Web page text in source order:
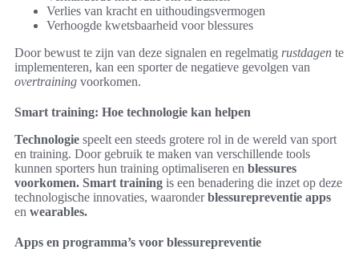
Verlies van kracht en uithoudingsvermogen
Verhoogde kwetsbaarheid voor blessures
Door bewust te zijn van deze signalen en regelmatig rustdagen te
implementeren, kan een sporter de negatieve gevolgen van
overtraining voorkomen.
Smart training: Hoe technologie kan helpen
Technologie speelt een steeds grotere rol in de wereld van sport
en training. Door gebruik te maken van verschillende tools
kunnen sporters hun training optimaliseren en blessures
voorkomen. Smart training is een benadering die inzet op deze
technologische innovaties, waaronderblessurepreventie apps
en wearables.
Apps en programma’s voor blessurepreventie